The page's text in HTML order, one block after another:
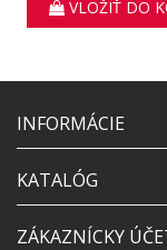
VLOŽIŤ DO
INFORMÁCIE
KATALÓG
ZÁKAZNÍCKY